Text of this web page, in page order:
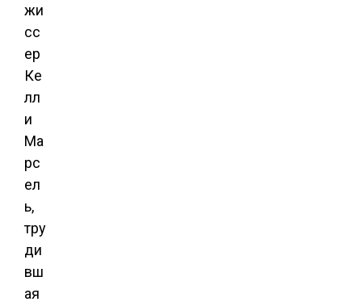
жи
сс
ер
Ке
лл
и
Ма
рс
ел
ь,
тру
ди
вш
ая